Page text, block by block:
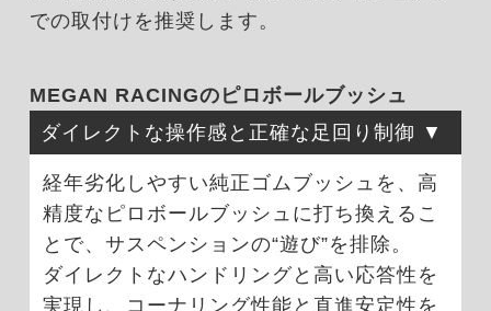
での取付けを推奨します。
MEGAN RACINGのピロボールブッシュ
ダイレクトな操作感と正確な足回り制御
経年劣化しやすい純正ゴムブッシュを、高
精度なピロボールブッシュに打ち換えるこ
とで、サスペンションの“遊び”を排除。
ダイレクトなハンドリングと高い応答性を
実現し、コーナリング性能と直進安定性を